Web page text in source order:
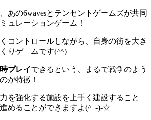
あの6wavesとテンセントゲームズが共同
ュレーションゲーム！
コントロールしながら、自身の街を大き
りゲームです(^^)
プレイできるという、まるで戦争のよう
が特徴！
を強化する施設を上手く建設すること
めることができますよ(^_-)-☆